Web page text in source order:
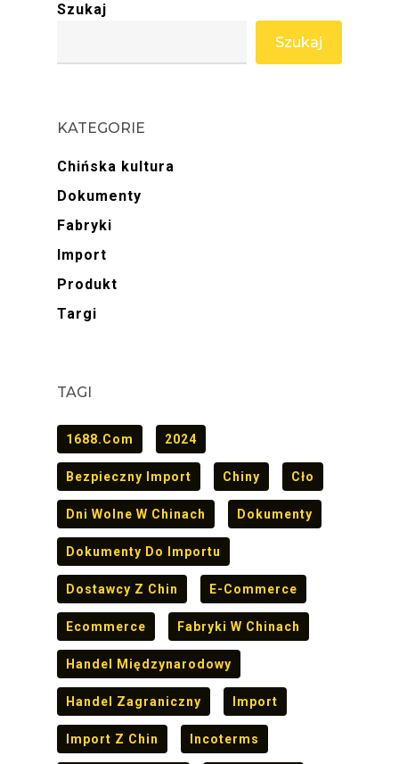
Szukaj
Szukaj
KATEGORIE
Chińska kultura
Dokumenty
Fabryki
Import
Produkt
Targi
TAGI
1688.com 2024
Bezpieczny Import Chiny Cło
Dni Wolne W Chinach Dokumenty
Dokumenty Do Importu
Dostawcy Z Chin E-Commerce
Ecommerce Fabryki W Chinach
Handel Międzynarodowy
Handel Zagraniczny Import
Import Z Chin Incoterms